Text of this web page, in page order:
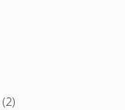
(2)